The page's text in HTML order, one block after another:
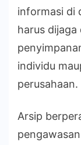
informasi di
harus dijaga
individu
perusahaan.
Arsip